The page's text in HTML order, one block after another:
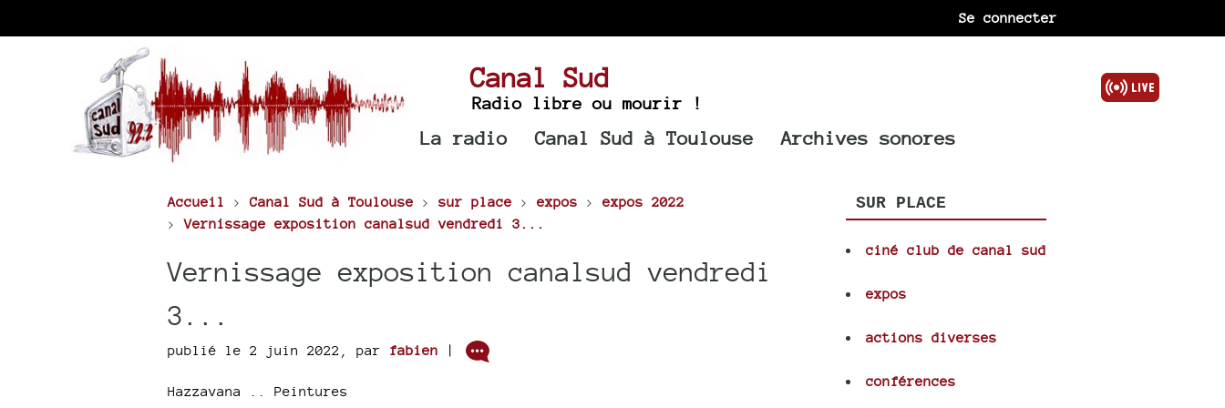
Se connecter
Canal Sud
Radio libre ou mourir !
La radio Canal Sud à Toulouse Archives sonores
Accueil >Canal Sud à Toulouse > sur place > expos > expos 2022
>Vernissage exposition canalsud vendredi 3...
Vernissage exposition canalsud vendredi
3...
publié le 2 juin 2022 par fabien |
Hazzavana .. Peintures
SUR PLACE
ciné club de canal sud
expos
actions diverses
conférences